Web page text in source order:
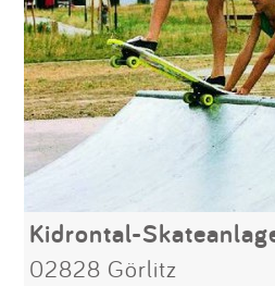
Kidrontal-
02828 Görlitz